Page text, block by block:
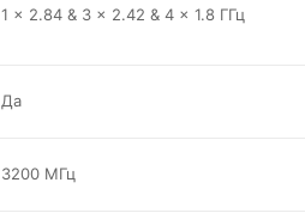
1 x 2.84 & 3 x 2.42 & 4 x 1.8 ГГц
Да
3200 МГц